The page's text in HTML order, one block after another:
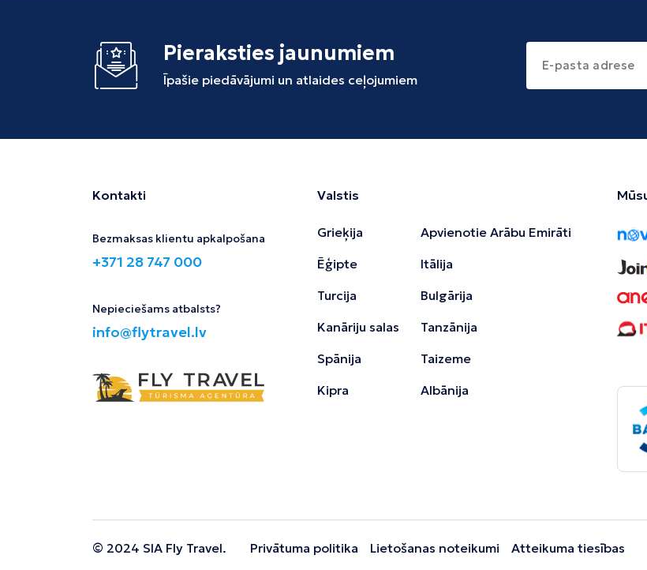
Pieraksties jaunumiem
Īpašie piedāvājumi un atlaides ceļojumiem
Kontakti
Bezmaksas klientu apkalpošana
+371 28 747 000
Nepieciešams atbalsts?
info@flytravel.lv
Valstis
Grieķija
Ēģipte
Turcija
Kanāriju salas
Spānija
Kipra
Apvienotie Arābu Emirāti
Itālija
Bulgārija
Tanzānija
Taizeme
Albānija
© 2024 SIA Fly Travel. Privātuma politika Lietošanas noteikumi Atteikuma tiesības